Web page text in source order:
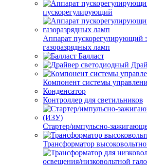
пускорегулирующий
Аппарат пускорегулирующий
газоразрядных ламп
Балласт
Компонент системы
Конденсатор
Контроллер для светильников
Стартер/импульсно-
Трансформатор